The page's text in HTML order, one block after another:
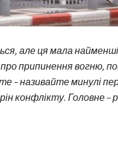
але ця мала
припинення вогню,
– називайте минулі
конфлікту. Головне –